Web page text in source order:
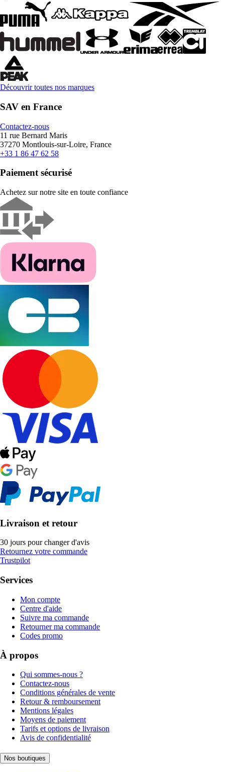
Découvrir toutes nos marques
SAV en France
Contactez-nous
11 rue Bernard Maris
37270 Montlouis-sur-Loire, France
+33 1 86 47 62 58
Paiement sécurisé
Achetez sur notre site en toute confiance
Livraison et retour
30 jours pour changer d'avis
Retournez votre commande
Trustpilot
Services
Mon compte
Centre d'aide
Suivre ma commande
Retourner ma commande
Codes promo
À propos
Qui sommes-nous ?
Contactez-nous
Conditions générales de vente
Retour & remboursement
Mentions légales
Moyens de paiement
Tarifs et options de livraison
Avis de confidentialité
Nos boutiques